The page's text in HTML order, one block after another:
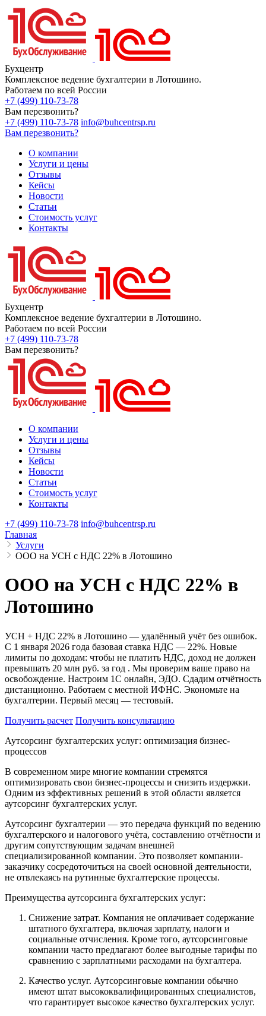
Бухцентр
Комплексное ведение бухгалтерии в Лотошино.
Работаем по всей России
+7 (499) 110-73-78
Вам перезвонить?
+7 (499) 110-73-78 info@buhcentrsp.ru
Вам перезвонить?
О компании
Услуги и цены
Отзывы
Кейсы
Новости
Статьи
Стоимость услуг
Контакты
Бухцентр
Комплексное ведение бухгалтерии в Лотошино.
Работаем по всей России
+7 (499) 110-73-78
Вам перезвонить?
О компании
Услуги и цены
Отзывы
Кейсы
Новости
Статьи
Стоимость услуг
Контакты
+7 (499) 110-73-78 info@buhcentrsp.ru
Главная
Услуги
ООО на УСН с НДС 22% в Лотошино
ООО на УСН с НДС 22% в
Лотошино
УСН + НДС 22% в Лотошино — удалённый учёт без ошибок.
С 1 января 2026 года базовая ставка НДС — 22%. Новые
лимиты по доходам: чтобы не платить НДС, доход не должен
превышать 20 млн руб. за год . Мы проверим ваше право на
освобождение. Настроим 1С онлайн, ЭДО. Сдадим отчётность
дистанционно. Работаем с местной ИФНС. Экономьте на
бухгалтерии. Первый месяц — тестовый.
Получить расчет Получить консультацию
Аутсорсинг бухгалтерских услуг: оптимизация бизнес-
процессов
В современном мире многие компании стремятся
оптимизировать свои бизнес-процессы и снизить издержки.
Одним из эффективных решений в этой области является
аутсорсинг бухгалтерских услуг.
Аутсорсинг бухгалтерии — это передача функций по ведению
бухгалтерского и налогового учёта, составлению отчётности и
другим сопутствующим задачам внешней
специализированной компании. Это позволяет компании-
заказчику сосредоточиться на своей основной деятельности,
не отвлекаясь на рутинные бухгалтерские процессы.
Преимущества аутсорсинга бухгалтерских услуг:
Снижение затрат. Компания не оплачивает содержание
штатного бухгалтера, включая зарплату, налоги и
социальные отчисления. Кроме того, аутсорсинговые
компании часто предлагают более выгодные тарифы по
сравнению с зарплатными расходами на бухгалтера.
Качество услуг. Аутсорсинговые компании обычно
имеют штат высококвалифицированных специалистов,
что гарантирует высокое качество бухгалтерских услуг.